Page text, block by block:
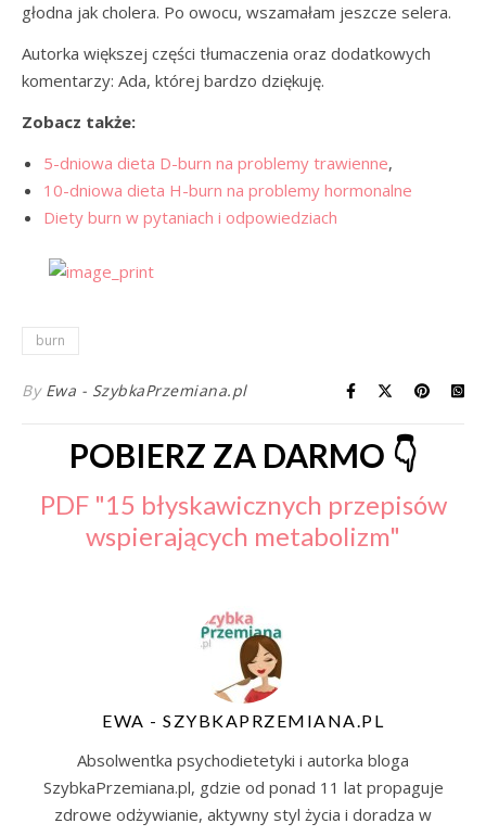
głodna jak cholera. Po owocu, wszamałam jeszcze selera.
Autorka większej części tłumaczenia oraz dodatkowych
komentarzy: Ada, której bardzo dziękuję.
Zobacz także:
5-dniowa dieta D-burn na problemy trawienne,
10-dniowa dieta H-burn na problemy hormonalne
Diety burn w pytaniach i odpowiedziach
burn
By Ewa - SzybkaPrzemiana.pl
POBIERZ ZA DARMO 👇
PDF "15 błyskawicznych przepisów
wspierających metabolizm"
EWA - SZYBKAPRZEMIANA.PL
Absolwentka psychodietetyki i autorka bloga
SzybkaPrzemiana.pl, gdzie od ponad 11 lat propaguje
zdrowe odżywianie, aktywny styl życia i doradza w